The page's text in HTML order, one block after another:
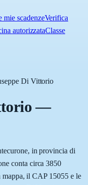
mie scadenzeVerifica
autorizzataClasse
Di Vittorio
—
in provincia di
conta circa 3850
il CAP 15055 e le